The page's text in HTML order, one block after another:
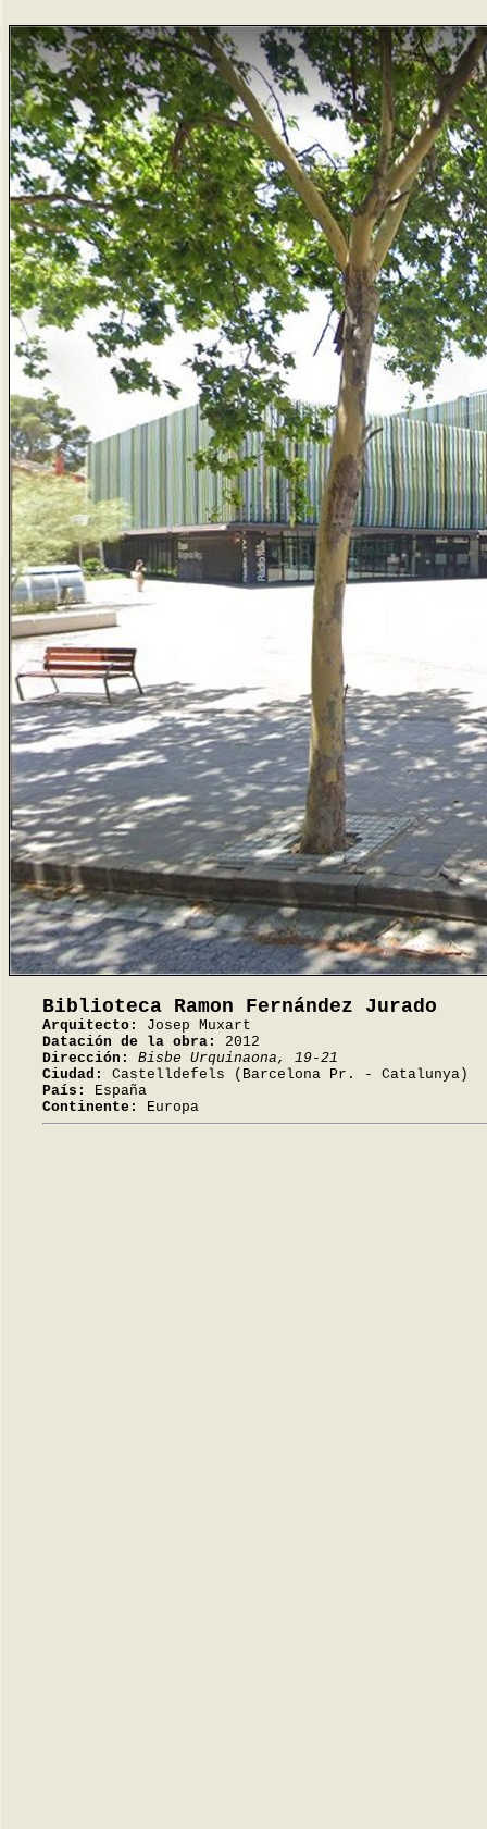
Biblioteca Ramon Fernández Jurado
Arquitecto:
Josep Muxart
Datación de la obra:
2012
Dirección:
Bisbe Urquinaona, 19-21
Ciudad:
Castelldefels (Barcelona Pr. - Catalunya)
País:
España
Continente:
Europa